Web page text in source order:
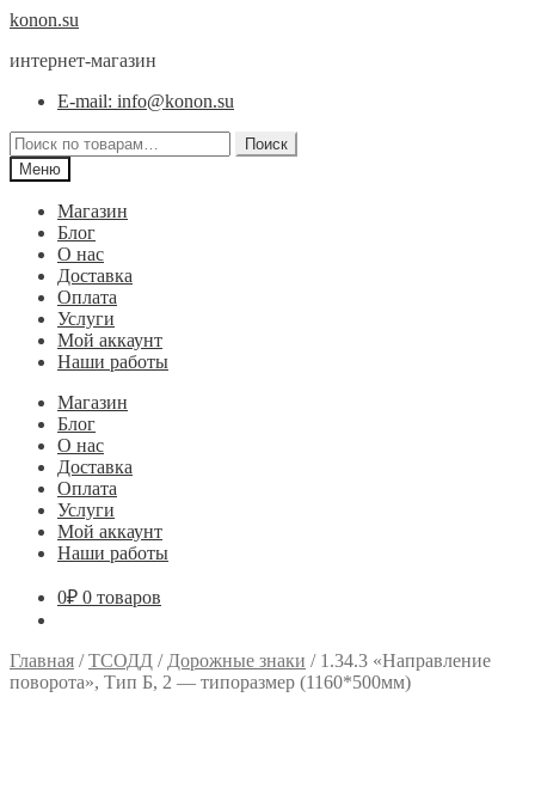
Перейти
навигации
Перейти
содержимому
konon.su
интернет-магазин
E-mail: info@konon.su
Искать:
Поиск
Меню
Магазин
Блог
О нас
Доставка
Оплата
Услуги
Мой аккаунт
Наши работы
Магазин
Блог
О нас
Доставка
Оплата
Услуги
Мой аккаунт
Наши работы
0₽ 0 товаров
Главная /ТСОДД / Дорожные знаки / 1.34.3 «Направление
поворота», Тип Б, 2 — типоразмер (1160*500мм)